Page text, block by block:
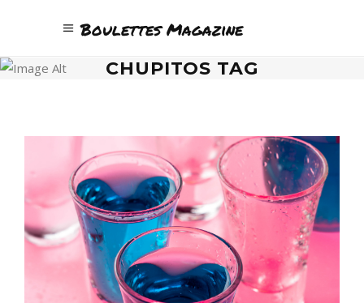
Boulettes Magazine
CHUPITOS TAG